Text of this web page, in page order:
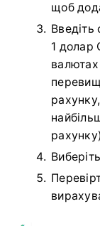
щоб
1 долар